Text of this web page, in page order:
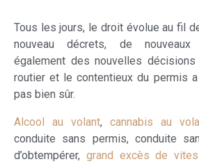
Tous les jours, le droit évolue au fil
nouveau décrets, de nouveaux
également des nouvelles
routier et le contentieux du permis a
pas bien sûr.
Alcool au volant, cannabis au
conduite sans permis, conduite
d’obtempérer, grand excès de